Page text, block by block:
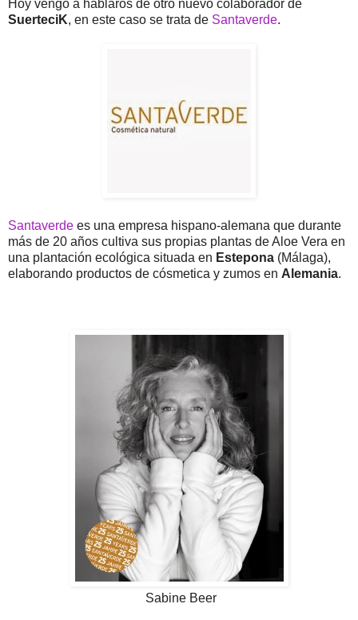
Hoy vengo a hablaros de otro nuevo colaborador de
SuerteciK, en este caso se trata de Santaverde.
Santaverde es una empresa hispano-alemana que durante
más de 20 años cultiva sus propias plantas de Aloe Vera en
una plantación ecológica situada en Estepona (Málaga),
elaborando productos de cósmetica y zumos en Alemania.
Sabine Beer